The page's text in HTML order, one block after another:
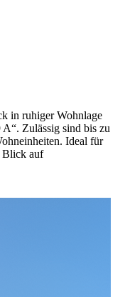
in ruhiger Wohnlage
Zulässig sind bis zu
Ideal für
Blick auf